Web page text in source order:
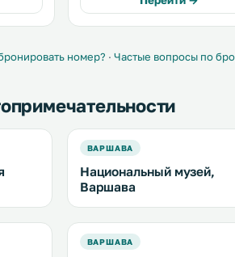
апартаментов Super Flat
предоставляются полотенца и
номер? · Частые вопросы по
ВАРШАВА
Национальный музей,
Варшава
ВАРШАВА